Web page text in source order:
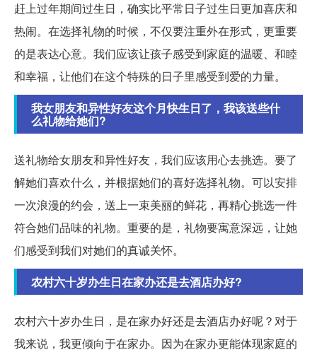
赶上过年期间过生日，确实比平常日子过生日更加喜庆和
热闹。在选择礼物的时候，不仅要注重外在形式，更重要
的是表达心意。我们应该让孩子感受到家庭的温暖、和睦
和幸福，让他们在这个特殊的日子里感受到爱的力量。
我女朋友和异性好友这个月快生日了，我该送些什
么礼物给她们?
送礼物给女朋友和异性好友，我们应该用心去挑选。要了
解她们喜欢什么，并根据她们的喜好选择礼物。可以安排
一次浪漫的约会，送上一束美丽的鲜花，再精心挑选一件
符合她们品味的礼物。重要的是，礼物要寓意深远，让她
们感受到我们对她们的真诚关怀。
农村六十岁办生日在家办还是去酒店办好?
农村六十岁办生日，是在家办好还是去酒店办好呢？对于
我来说，我更倾向于在家办。因为在家办更能体现家庭的